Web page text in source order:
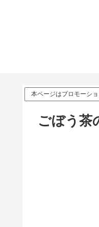
本ページはプロモーシ
ごぼう茶